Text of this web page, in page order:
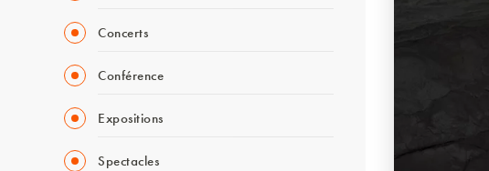
Concerts
Conférence
Expositions
Spectacles